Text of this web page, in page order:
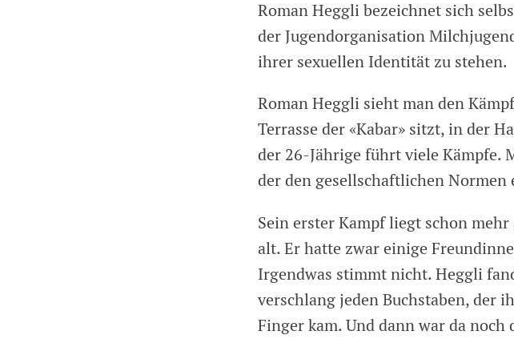
Roman Heggli bezeichnet sich
der Jugendorganisation
ihrer sexuellen Identität zu stehen.
Roman Heggli sieht man den
Terrasse der «Kabar» sitzt, in der
der 26-Jährige führt viele Kämpfe.
der den gesellschaftlichen
Sein erster Kampf liegt schon
alt. Er hatte zwar einige
Irgendwas stimmt nicht. Heggli
verschlang jeden Buchstaben, der
Finger kam. Und dann war da noch